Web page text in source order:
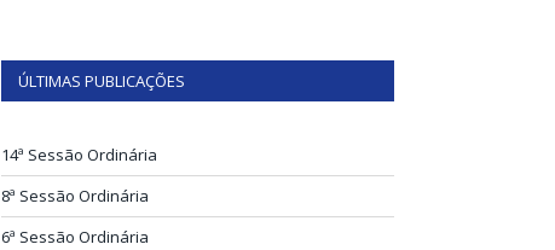
ÚLTIMAS PUBLICAÇÕES
14ª Sessão Ordinária
8ª Sessão Ordinária
6ª Sessão Ordinária